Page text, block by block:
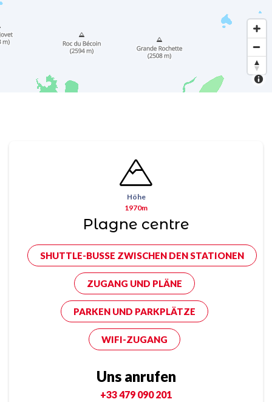
Höhe
1970m
Plagne centre
SHUTTLE-BUSSE ZWISCHEN DEN STATIONEN
ZUGANG UND PLÄNE
PARKEN UND PARKPLÄTZE
WIFI-ZUGANG
Uns anrufen
+33 479 090 201